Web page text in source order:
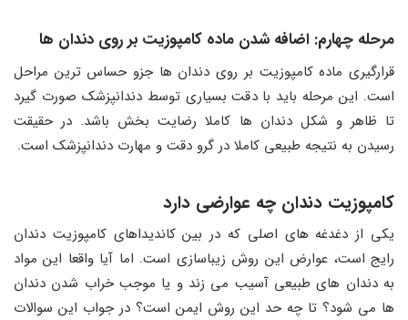
مرحله چهارم: اضافه شدن ماده کامپوزیت بر روی دندان ها
قرارگیری ماده کامپوزیت بر روی دندان ها جزو حساس‌ ترین مراحل
است. این مرحله باید با دقت بسیاری توسط دندانپزشک صورت گیرد
تا ظاهر و شکل دندان ها کاملا رضایت بخش باشد. در حقیقت
رسیدن به نتیجه طبیعی کاملا در گرو دقت و مهارت دندانپزشک است.
کامپوزیت دندان چه عوارضی دارد
یکی از دغدغه های اصلی که در بین کاندیداهای کامپوزیت‌ دندان
رایج است، عوارض این روش زیباسازی است. اما آیا واقعا این مواد
به دندان های طبیعی آسیب می زند و یا موجب خراب شدن دندان
ها می شود؟ تا چه حد این روش ایمن است؟ در جواب این سوالات